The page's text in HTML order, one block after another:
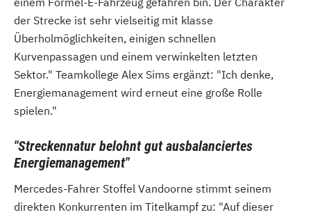
der Strecke ist sehr vielseitig mit klasse
Überholmöglichkeiten, einigen schnellen
Kurvenpassagen und einem verwinkelten letzten
Sektor." Teamkollege Alex Sims ergänzt: "Ich denke,
Energiemanagement wird erneut eine große Rolle
spielen."
"Streckennatur belohnt gut ausbalanciertes
Energiemanagement"
Mercedes-Fahrer Stoffel Vandoorne stimmt seinem
direkten Konkurrenten im Titelkampf zu: "Auf dieser